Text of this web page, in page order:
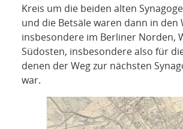
Kreis um die beiden alten
und die Betsäle waren dann in den
insbesondere im Berliner Norden,
Südosten, insbesondere also für
denen der Weg zur nächsten
war.